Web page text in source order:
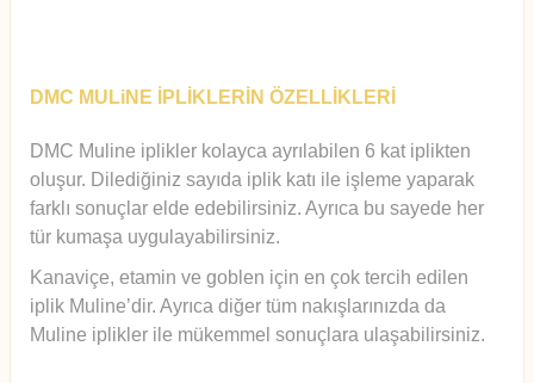
DMC MULiNE İPLİKLERİN ÖZELLİKLERİ
DMC Muline iplikler kolayca ayrılabilen 6 kat iplikten
oluşur. Dilediğiniz sayıda iplik katı ile işleme yaparak
farklı sonuçlar elde edebilirsiniz. Ayrıca bu sayede her
tür kumaşa uygulayabilirsiniz.
Kanaviçe, etamin ve goblen için en çok tercih edilen
iplik Muline’dir. Ayrıca diğer tüm nakışlarınızda da
Muline iplikler ile mükemmel sonuçlara ulaşabilirsiniz.